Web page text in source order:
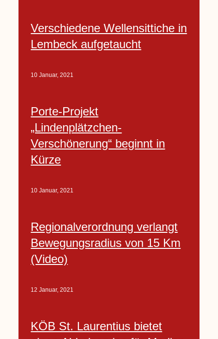
Verschiedene Wellensittiche in
Lembeck aufgetaucht
10 Januar, 2021
Porte-Projekt
„Lindenplätzchen-
Verschönerung“ beginnt in
Kürze
10 Januar, 2021
Regionalverordnung verlangt
Bewegungsradius von 15 Km
(Video)
12 Januar, 2021
KÖB St. Laurentius bietet